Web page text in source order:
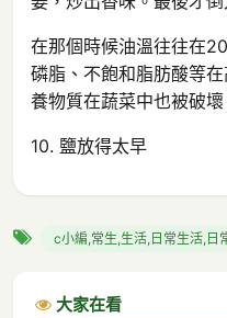
在那個時候油溫往往在
磷脂、不飽和脂肪酸等
養物質在蔬菜中也被破壞
10. 鹽放得太早
c小編,常生,生活,日常生活,日
大家在看